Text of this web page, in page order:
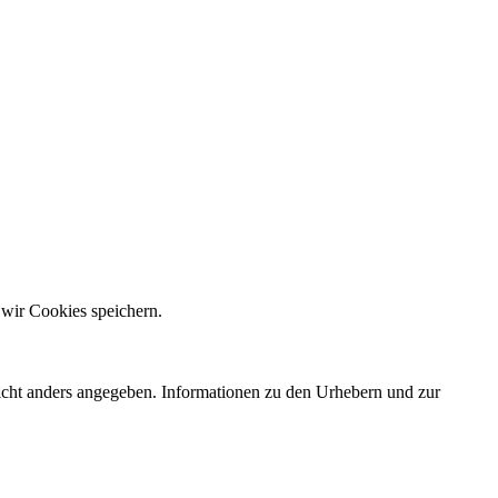
Cookies speichern.
anders angegeben. Informationen zu den Urhebern und zur